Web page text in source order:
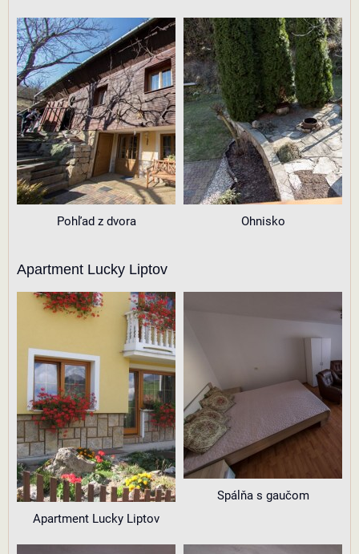
Pohľad z dvora Ohnisko
Apartment Lucky Liptov
Apartment Lucky Liptov
Spálňa s gaučom